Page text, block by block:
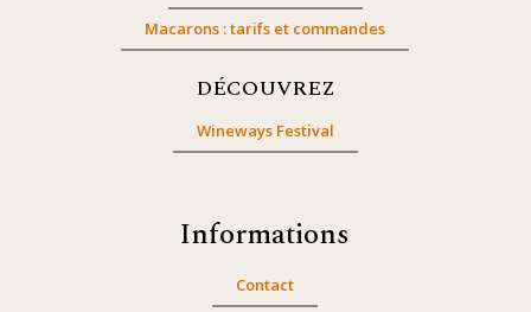
Macarons : tarifs et commandes
DÉCOUVREZ
Wineways Festival
Informations
Contact